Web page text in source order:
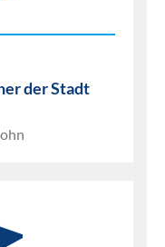
der Stadt